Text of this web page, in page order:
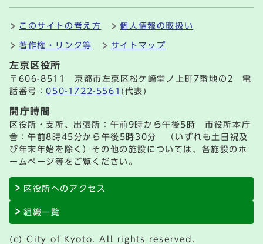
このサイトの考え方 個人情報の取扱い
著作権・リンク等 サイトマップ
左京区役所
〒606-8511 京都市左京区松ケ崎堂ノ上町7番地の2 電
話番号：050-1722-5561 (代表)
開庁時間
区役所・支所、出張所：午前9時から午後5時 市役所本庁
舎：午前8時45分から午後5時30分 （いずれも土日祝及
び年末年始を除く）その他の施設については、各施設のホ
ームページ等をご覧ください。
区役所へのアクセス
組織一覧
(c) City of Kyoto. All rights reserved.